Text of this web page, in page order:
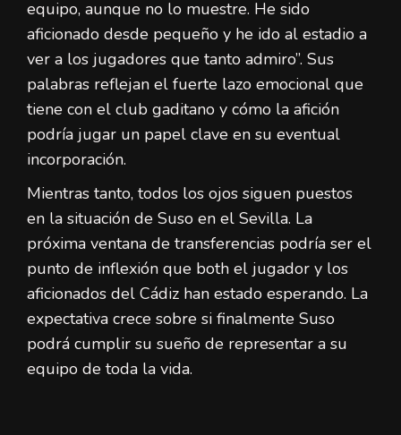
equipo, aunque no lo muestre. He sido
aficionado desde pequeño y he ido al estadio a
ver a los jugadores que tanto admiro”. Sus
palabras reflejan el fuerte lazo emocional que
tiene con el club gaditano y cómo la afición
podría jugar un papel clave en su eventual
incorporación.
Mientras tanto, todos los ojos siguen puestos
en la situación de Suso en el Sevilla. La
próxima ventana de transferencias podría ser el
punto de inflexión que both el jugador y los
aficionados del Cádiz han estado esperando. La
expectativa crece sobre si finalmente Suso
podrá cumplir su sueño de representar a su
equipo de toda la vida.